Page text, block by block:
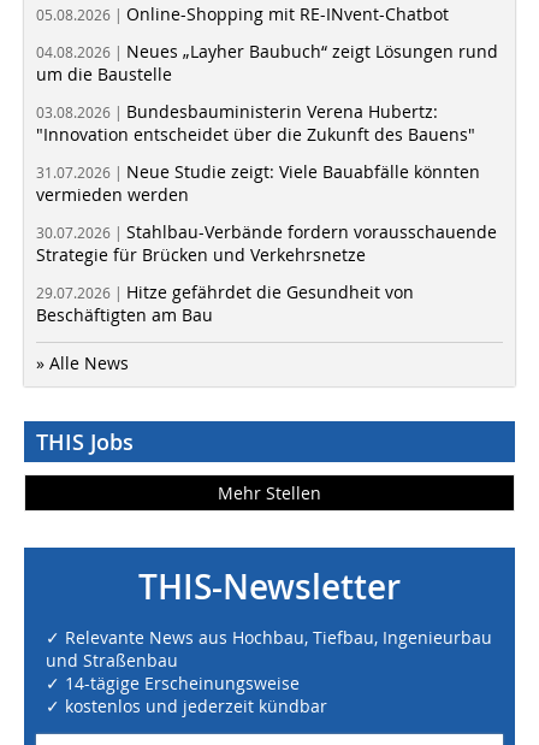
05.08.2026 | Online-Shopping mit RE-INvent-Chatbot
04.08.2026 | Neues „Layher Baubuch“ zeigt Lösungen rund
um die Baustelle
03.08.2026 | Bundesbauministerin Verena Hubertz:
"Innovation entscheidet über die Zukunft des Bauens"
31.07.2026 | Neue Studie zeigt: Viele Bauabfälle könnten
vermieden werden
30.07.2026 | Stahlbau-Verbände fordern vorausschauende
Strategie für Brücken und Verkehrsnetze
29.07.2026 | Hitze gefährdet die Gesundheit von
Beschäftigten am Bau
» Alle News
THIS Jobs
Mehr Stellen
THIS-Newsletter
✓ Relevante News aus Hochbau, Tiefbau, Ingenieurbau
und Straßenbau
✓ 14-tägige Erscheinungsweise
✓ kostenlos und jederzeit kündbar